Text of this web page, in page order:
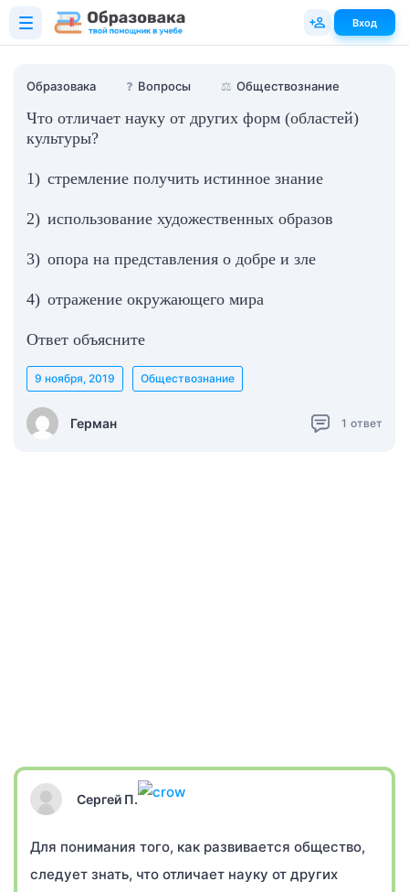
Образовака ❓ Вопросы ⚖️ Обществознание
Что отличает науку от других форм (областей)
культуры?
1) стремление получить истинное знание
2) использование художественных образов
3) опора на представления о добре и зле
4) отражение окружающего мира
Ответ объясните
Герман
9 ноября, 2019 Обществознание
1 ответ
Сергей П.
Для понимания того, как развивается общество,
следует знать, что отличает науку от других
Вход